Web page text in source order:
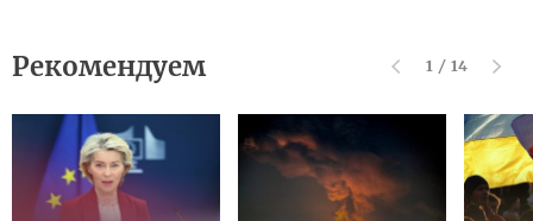
Рекомендуем 1 / 14